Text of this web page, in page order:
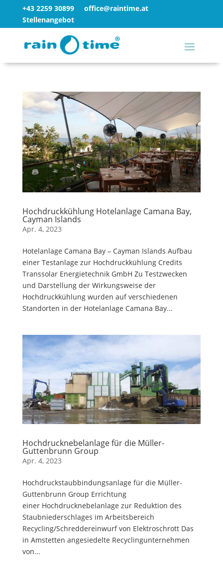
+43 2259 30899
office@raintime.at
Stellenangebot
Hochdruckkühlung Hotelanlage Camana Bay,
Cayman Islands
Apr. 4, 2023
Hotelanlage Camana Bay – Cayman Islands Aufbau
einer Testanlage zur Hochdruckkühlung Credits
Transsolar Energietechnik GmbH Zu Testzwecken
und Darstellung der Wirkungsweise der
Hochdruckkühlung wurden auf verschiedenen
Standorten in der Hotelanlage Camana Bay...
Hochdrucknebelanlage für die Müller-
Guttenbrunn Group
Apr. 4, 2023
Hochdruckstaubbindungsanlage für die Müller-
Guttenbrunn Group Errichtung
einer Hochdrucknebelanlage zur Reduktion des
Staubniederschlages im Arbeitsbereich
Recycling/Schreddereinwurf von Elektroschrott Das
in Amstetten angesiedelte Recyclingunternehmen
von...